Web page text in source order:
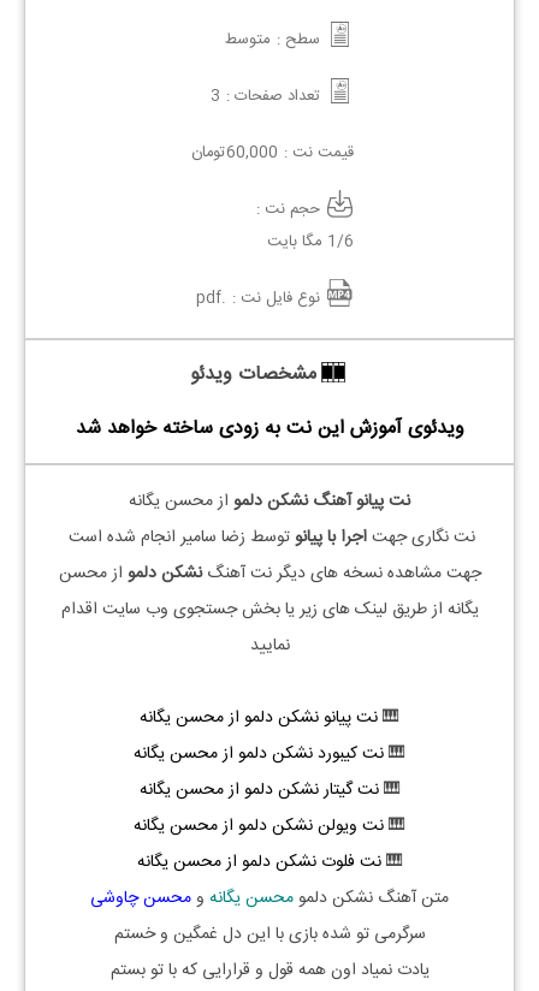
سطح : متوسط
تعداد صفحات : 3
قیمت نت : 60,000تومان
حجم نت :
1/6 مگا بایت
نوع فایل نت : .pdf
مشخصات ویدئو
ویدئوی آموزش این نت به زودی ساخته خواهد شد
نت پیانو آهنگ نشکن دلمو از محسن یگانه
نت نگاری جهتاجرا با پیانوتوسط زضا سامیر انجام شده است
جهت مشاهده نسخه های دیگر نت آهنگ نشکن دلمو از محسن
یگانه از طریق لینک های زیر یا بخش جستجوی وب سایت اقدام
نمایید
🎹نت پیانو نشکن دلمو از محسن یگانه
🎹نت کیبورد نشکن دلمو از محسن یگانه
🎹نت گیتار نشکن دلمو از محسن یگانه
🎹نت ویولن نشکن دلمو از محسن یگانه
🎹نت فلوت نشکن دلمو از محسن یگانه
متن آهنگ نشکن دلمومحسن یگانه ومحسن چاوشی
سرگرمی تو شده بازی با این دل غمگین و خستم
یادت نمیاد اون همه قول و قرارایی که با تو بستم